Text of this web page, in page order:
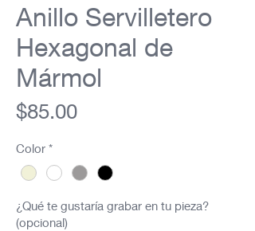
Anillo Servilletero
Hexagonal de
Mármol
$85.00Precio
Color *
¿Qué te gustaría grabar en tu pieza?
(opcional)